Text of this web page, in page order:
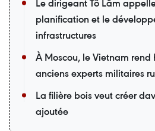
Le dirigeant Tô Lâm
planification et le
infrastructures
À Moscou, le Vietnam
anciens experts militaires
La filière bois veut créer
ajoutée